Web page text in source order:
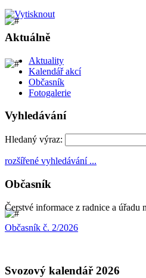
Aktuálně
Aktuality
Kalendář akcí
Občasník
Fotogalerie
Vyhledávání
Hledaný výraz:
rozšířené vyhledávání ...
Občasník
Čerstvé informace z radnice a úřadu
Občasník č. 2/2026
Svozový kalendář 2026